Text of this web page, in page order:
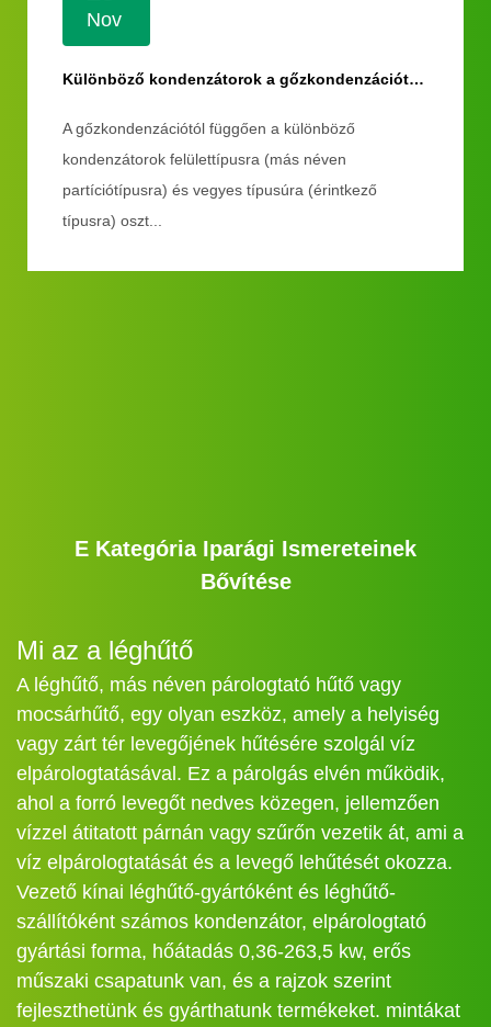
Nov
Különböző kondenzátorok a gőzkondenzációtól függően
A gőzkondenzációtól függően a különböző
kondenzátorok felülettípusra (más néven
partíciótípusra) és vegyes típusúra (érintkező
típusra) oszt...
E Kategória Iparági Ismereteinek
Bővítése
Mi az a léghűtő
A léghűtő, más néven párologtató hűtő vagy
mocsárhűtő, egy olyan eszköz, amely a helyiség
vagy zárt tér levegőjének hűtésére szolgál víz
elpárologtatásával. Ez a párolgás elvén működik,
ahol a forró levegőt nedves közegen, jellemzően
vízzel átitatott párnán vagy szűrőn vezetik át, ami a
víz elpárologtatását és a levegő lehűtését okozza.
Vezető kínai léghűtő-gyártóként és léghűtő-
szállítóként számos kondenzátor, elpárologtató
gyártási forma, hőátadás 0,36-263,5 kw, erős
műszaki csapatunk van, és a rajzok szerint
fejleszthetünk és gyárthatunk termékeket. mintákat